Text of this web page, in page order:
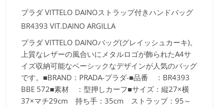
プラダ VITTELO DAINOストラップ付きハンドバッグ
BR4393 VIT.DAINO ARGILLA
プラダ VITTELO DAINOバッグ(グレイッシュカーキ)。
上質なレザーの風合いにメタルロゴが飾られたA4サ
イズ収納可能なベーシックなデザインが人気のバッグ
です。■BRAND：PRADA-プラダ-■品番 ：BR4393
BBE 572■素材 ：型押しカーフ■サイズ：縦27×横
37×マチ29cm 持ち手：35cm ストラップ：95～